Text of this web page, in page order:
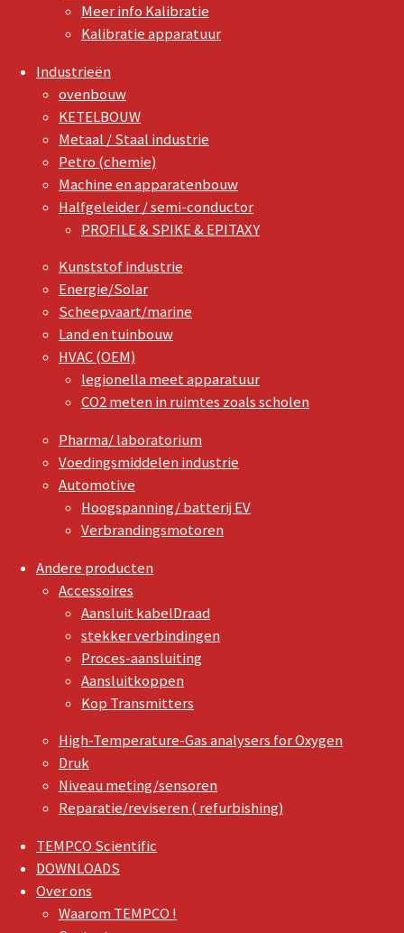
Meer info Kalibratie
Kalibratie apparatuur
Industrieën
ovenbouw
KETELBOUW
Metaal / Staal industrie
Petro (chemie)
Machine en apparatenbouw
Halfgeleider / semi-conductor
PROFILE & SPIKE & EPITAXY
Kunststof industrie
Energie/Solar
Scheepvaart/marine
Land en tuinbouw
HVAC (OEM)
legionella meet apparatuur
CO2 meten in ruimtes zoals scholen
Pharma/ laboratorium
Voedingsmiddelen industrie
Automotive
Hoogspanning/ batterij EV
Verbrandingsmotoren
Andere producten
Accessoires
Aansluit kabelDraad
stekker verbindingen
Proces-aansluiting
Aansluitkoppen
Kop Transmitters
High-Temperature-Gas analysers for Oxygen
Druk
Niveau meting/sensoren
Reparatie/reviseren ( refurbishing)
TEMPCO Scientific
DOWNLOADS
Over ons
Waarom TEMPCO !